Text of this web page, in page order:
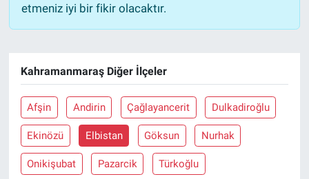
etmeniz iyi bir fikir olacaktır.
Kahramanmaraş Diğer İlçeler
Afşin Andirin Çağlayancerit Dulkadiroğlu
Ekinözü Elbistan Göksun Nurhak
Onikişubat Pazarcik Türkoğlu